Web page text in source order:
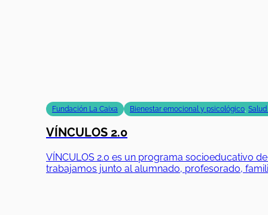
Fundación La Caixa Bienestar emocional y psicológico,
VÍNCULOS 2.0
VÍNCULOS 2.0 es un programa socioeducativo
trabajamos junto al alumnado, profesorado,